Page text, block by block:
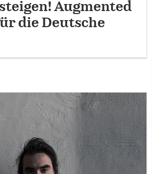
Augmented
die Deutsche